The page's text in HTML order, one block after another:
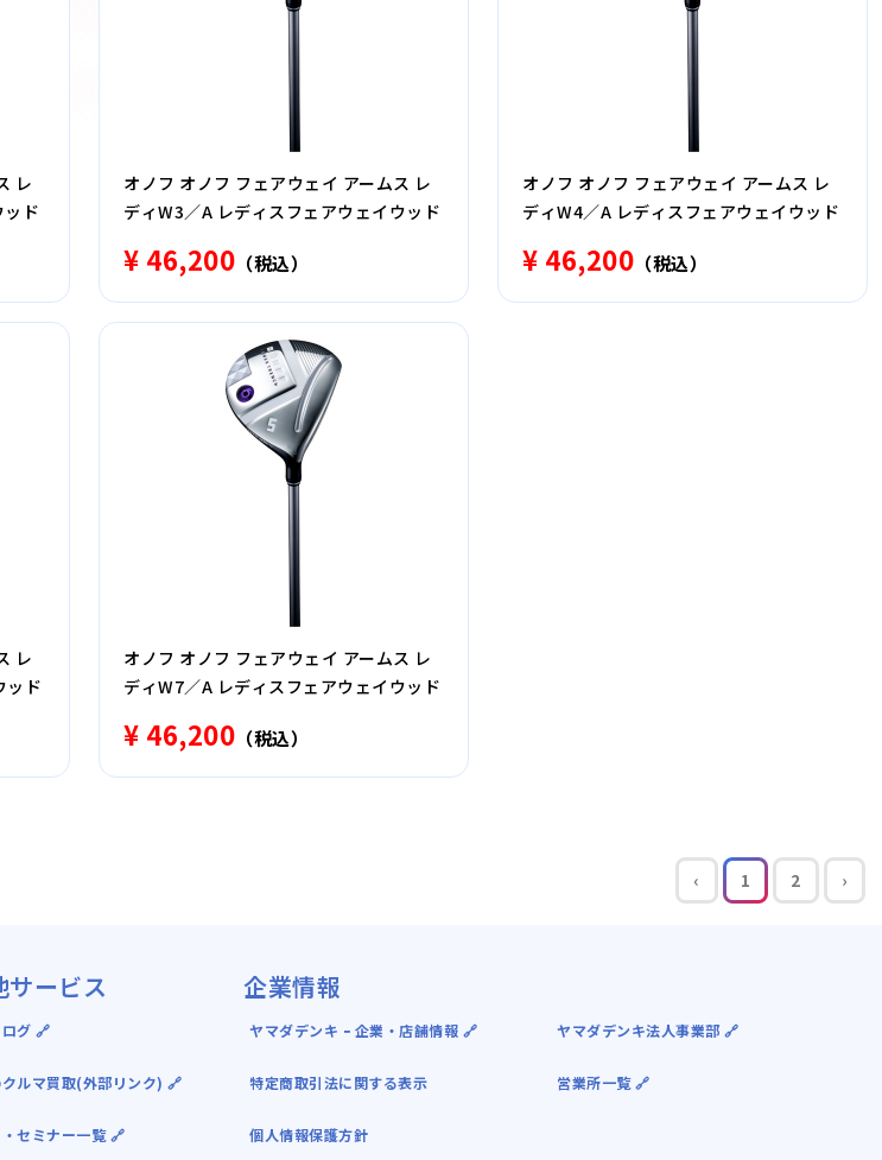
レ
ド
オノフ オノフ フェアウェイ アームス レ
ディW3／A レディスフェアウェイウッド
¥ 46,200 （税込）
オノフ オノフ フェアウェイ アームス レ
ディW4／A レディスフェアウェイウッド
¥ 46,200 （税込）
レ
ッド
オノフ オノフ フェアウェイ アームス レ
ディW7／A レディスフェアウェイウッド
¥ 46,200 （税込）
‹ 1 2 ›
サービス
グ 🔗
ルマ買取(外部リンク) 🔗
セミナー一覧 🔗
企業情報
ヤマダデンキ ｰ 企業・店舗情報 🔗
特定商取引法に関する表示
個人情報保護方針
ヤマダデンキ法人事業部 🔗
営業所一覧 🔗